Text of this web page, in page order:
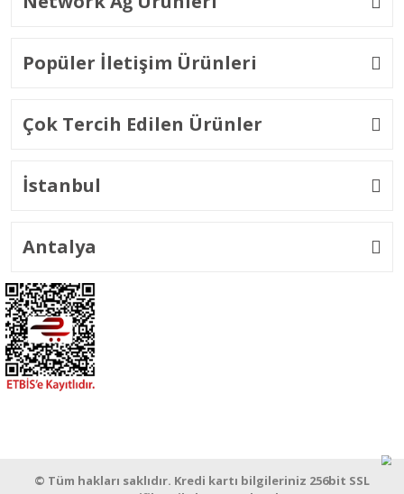
Popüler İletişim Ürünleri
Çok Tercih Edilen Ürünler
İstanbul
Antalya
© Tüm hakları saklıdır. Kredi kartı bilgileriniz 256bit SSL